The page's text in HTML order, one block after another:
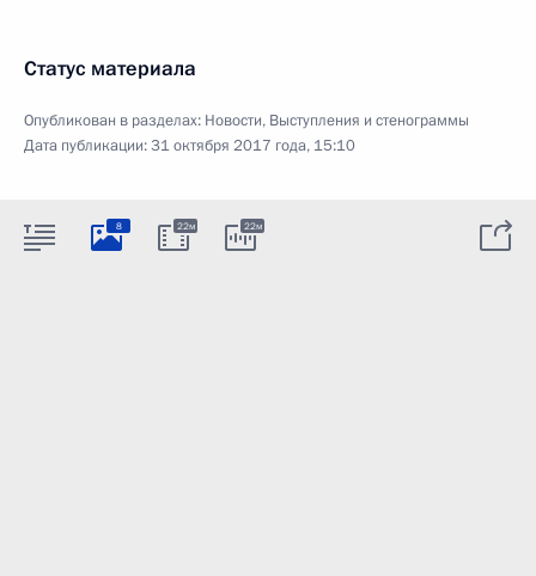
Статус материала
Опубликован в разделах: Новости, Выступления и стенограммы
Дата публикации:31 октября 2017 года, 15:10
8 22м 22м